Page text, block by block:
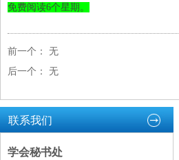
联系我们
学会秘书处
免费阅读6个星期。
前一个：
无
后一个：
无